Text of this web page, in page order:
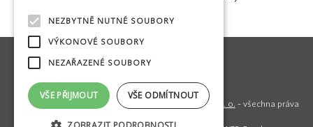
© 2020 Hradecká kulturní a vzdělávací společnost s. r. o. - všechna práva
NEZBYTNĚ NUTNÉ SOUBORY
VÝKONOVÉ SOUBORY
NEZAŘAZENÉ SOUBORY
VŠE PŘIJMOUT VŠE ODMÍTNOUT